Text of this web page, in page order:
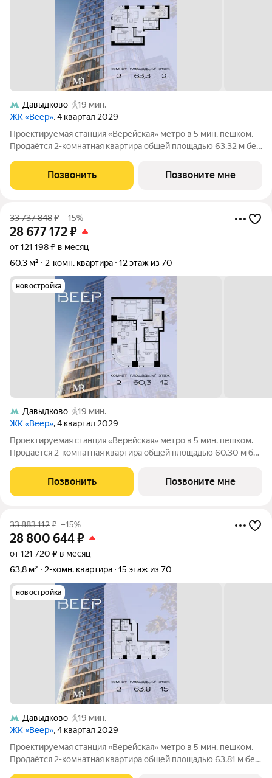
Давыдково
19 мин.
ЖК «Веер», 4 квартал 2029
Проектируемая станция «Верейская» метро в 5 мин. пешком.
Продаётся 2-комнатная квартира общей площадью 63.32 м без
вторая очередь жилого комплекса бизнес-класса в
престижном ЗАО, где
Позвонить Позвоните мне
33 737 848₽ –15%
28 677 172₽
от 121 198 ₽ в месяц
60,3 м²
2-комн. квартира 12 этаж из 70
новостройка
Давыдково
19 мин.
ЖК «Веер», 4 квартал 2029
Проектируемая станция «Верейская» метро в 5 мин. пешком.
Продаётся 2-комнатная квартира общей площадью 60.30 м без
вторая очередь жилого комплекса бизнес-класса в
престижном ЗАО, где
Позвонить Позвоните мне
33 883 112₽ –15%
28 800 644₽
от 121 720 ₽ в месяц
63,8 м²
2-комн. квартира 15 этаж из 70
новостройка
Давыдково
19 мин.
ЖК «Веер», 4 квартал 2029
Проектируемая станция «Верейская» метро в 5 мин. пешком.
Продаётся 2-комнатная квартира общей площадью 63.81 м без